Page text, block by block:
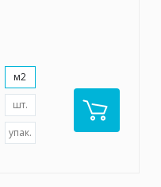
м2
шт.
упак.